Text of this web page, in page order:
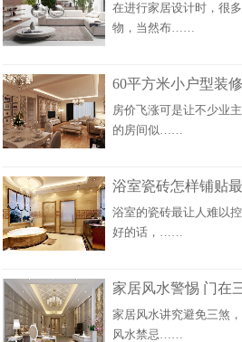
在进行家居设计时，很
物，当然布……
60平方米小户型装
房价飞涨可是让不少业
的房间似……
浴室瓷砖怎样铺贴
浴室的瓷砖最让人难以
好的话，……
家居风水警惕 门在
家居风水讲究避免三煞
风水禁忌……